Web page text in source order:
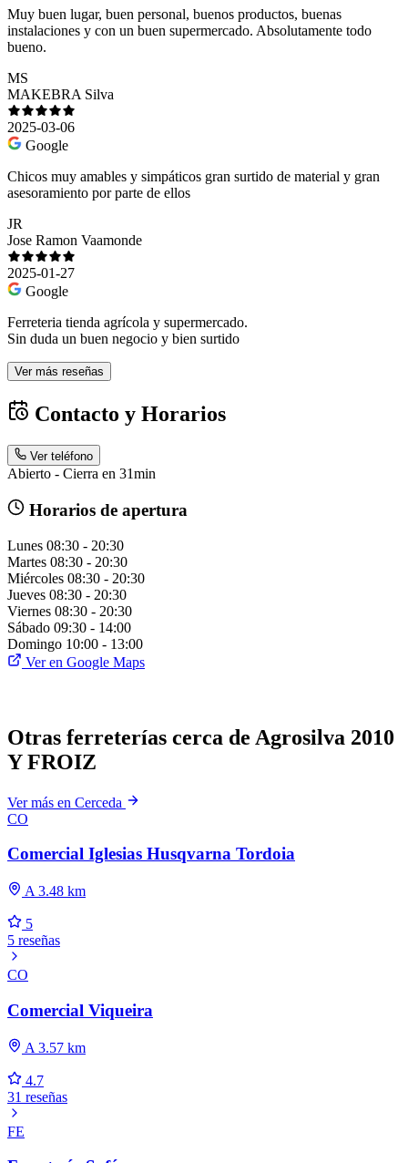
Muy buen lugar, buen personal, buenos productos, buenas
instalaciones y con un buen supermercado. Absolutamente todo
bueno.
MS
MAKEBRA Silva
2025-03-06
Google
Chicos muy amables y simpáticos gran surtido de material y gran
asesoramiento por parte de ellos
JR
Jose Ramon Vaamonde
2025-01-27
Google
Ferreteria tienda agrícola y supermercado.
Sin duda un buen negocio y bien surtido
Ver más reseñas
Contacto y Horarios
Ver teléfono
Abierto - Cierra en 31min
Horarios de apertura
Lunes 08:30 - 20:30
Martes 08:30 - 20:30
Miércoles 08:30 - 20:30
Jueves 08:30 - 20:30
Viernes 08:30 - 20:30
Sábado 09:30 - 14:00
Domingo 10:00 - 13:00
Ver en Google Maps
Otras ferreterías cerca de Agrosilva 2010
Y FROIZ
Ver más en Cerceda
CO
Comercial Iglesias Husqvarna Tordoia
A 3.48 km
5
5 reseñas
CO
Comercial Viqueira
A 3.57 km
4.7
31 reseñas
FE